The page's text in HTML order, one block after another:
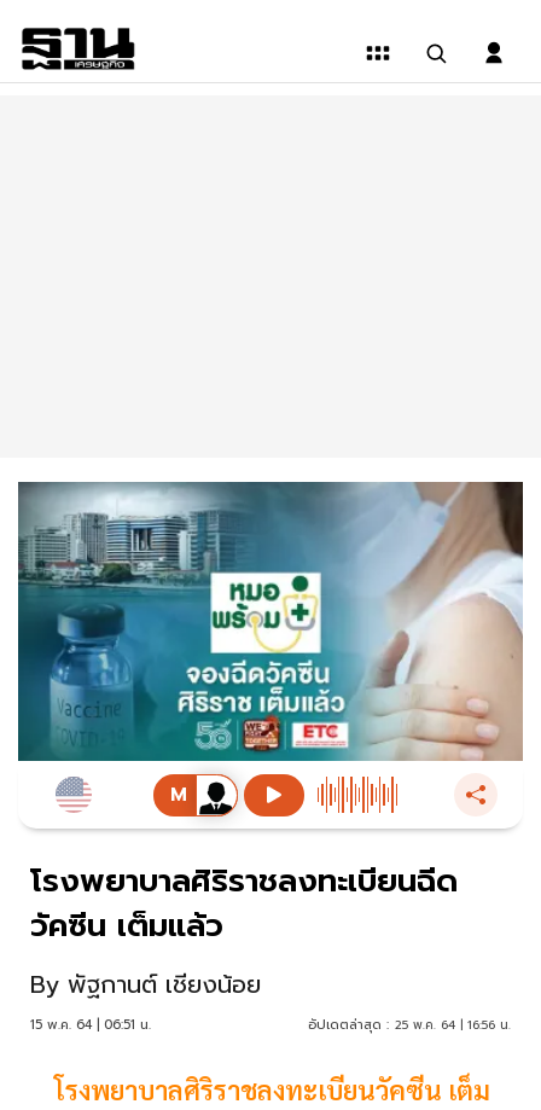
โรงพยาบาลศิริราชลงทะเบียนฉีด
วัคซีน เต็มแล้ว
By พัฐกานต์ เชียงน้อย
15 พ.ค. 64 | 06:51 น. อัปเดตล่าสุด : 25 พ.ค. 64 | 16:56 น.
โรงพยาบาลศิริราชลงทะเบียนวัคซีน เต็ม